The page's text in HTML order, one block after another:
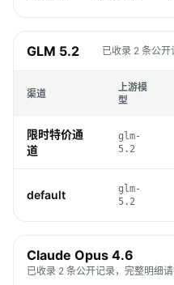
GLM 5.2 已收录 2 条公开
渠道
上游模
型
限时特价通
道
glm-
5.2
default
glm-
5.2
Claude Opus 4.6
已收录 2 条公开记录，完整明细请